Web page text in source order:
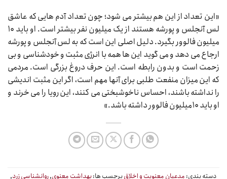
«این تعداد از این هم بیشتر می ‌شود؛ چون تعداد آدم‌ هایی که عاشق
لس ‌آنجلس و پورشه هستند از یک‌ میلیون نفر بیشتر است. او باید ۱۰
میلیون فالوور بگیرد. دلیل اصلی این است که به لس ‌آنجلس و پورشه
ارجاع می‌ دهد و می‌ گوید این ها همه با انرژی مثبت و خودشناسی و بی‌
زحمت است و بدون رابطه است. این حرف دروغ بزرگی است. مردمی
که این میزان منفعت‌ طلبی برای آنها مهم است، اگر این مثبت‌ اندیشی
را نداشته باشند، احساس ناخوشبختی می ‌کنند، این رویا را می ‌خرند و
او باید ۱۰میلیون فالوور داشته باشد.»
دسته بندی: مدعیان معنویت و اخلاقبرچسب ها:بهداشت معنوی,روانشناسی زرد,